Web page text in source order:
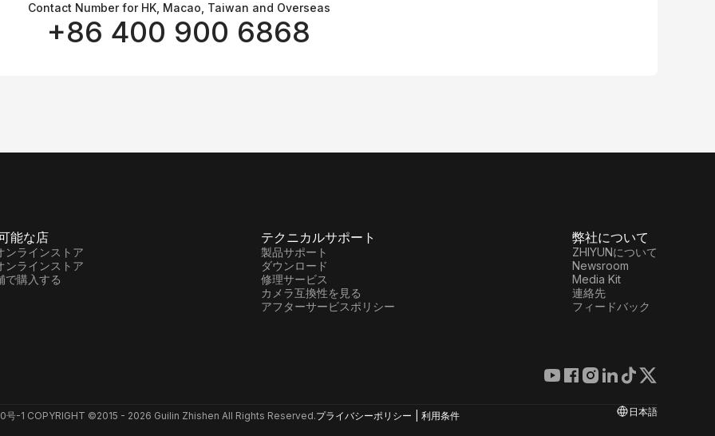
Contact Number for HK, Macao, Taiwan and Overseas
+86 400 900 6868
能な店
ンラインストア
ンラインストア
で購入する
テクニカルサポート
製品サポート
ダウンロード
修理サービス
カメラ互換性を見る
アフターサービスポリシー
弊社について
ZHIYUNについて
Newsroom
Media Kit
連絡先
フィードバック
号-1 COPYRIGHT ©2015 - 2026 Guilin Zhishen All Rights Reserved.プライバシーポリシー 利用条件 日本語
オンラインカスタマーサービス
+86 400 900 6868